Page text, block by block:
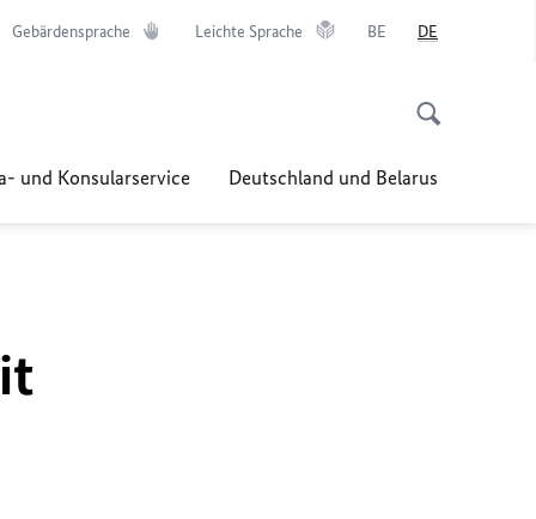
Gebärdensprache Leichte Sprache BE DE
und Konsularservice Deutschland und Belarus